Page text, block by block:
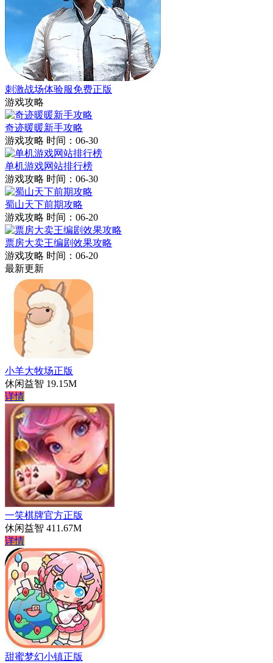
刺激战场体验服免费正版
游戏攻略
奇迹暖暖新手攻略
游戏攻略 时间：06-30
单机游戏网站排行榜
游戏攻略 时间：06-30
蜀山天下前期攻略
游戏攻略 时间：06-20
票房大卖王编剧效果攻略
游戏攻略 时间：06-20
最新更新
小羊大牧场正版
休闲益智 19.15M
详情
一笑棋牌官方正版
休闲益智 411.67M
详情
甜蜜梦幻小镇正版